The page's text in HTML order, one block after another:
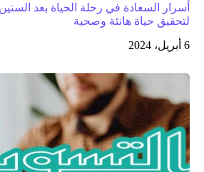
أسرار السعادة في رحلة الحياة بعد
لتحقيق حياة هانئة وصحية
6 أبريل، 2024